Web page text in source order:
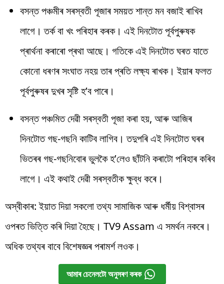
বসন্ত পঞ্চমীৰ সৰস্বতী পূজাৰ সময়ত শান্ত মন বজাই ৰাখিব
লাগে। তৰ্ক বা খং পৰিহাৰ কৰক। এই দিনটোত পূৰ্বপুৰুষক
প্ৰাৰ্থনা কৰাৰো প্ৰথা আছে। গতিকে এই দিনটোত ঘৰত যাতে
কোনো ধৰণৰ সংঘাত নহয় তাৰ প্ৰতি লক্ষ্য ৰাখক। ইয়াৰ ফলত
পূৰ্বপুৰুষৰ দুখৰ সৃষ্টি হ’ব পাৰে।
বসন্ত পঞ্চমিত দেৱী সৰস্বতী পূজা কৰা হয়, আৰু আজিৰ
দিনটোত গছ-গছনি কাটিব লাগিব। তদুপৰি এই দিনটোত ঘৰৰ
ভিতৰৰ গছ-গছনিবোৰ ভুলকৈ হ’লেও ছাঁটনি কৰাটো পৰিহাৰ কৰিব
লাগে। এই কথাই দেৱী সৰস্বতীক ক্ষুব্ধ কৰে।
অস্বীকাৰ: ইয়াত দিয়া সকলো তথ্য সামাজিক আৰু ধৰ্মীয় বিশ্বাসৰ
ওপৰত ভিত্তি কৰি দিয়া হৈছে। TV9 Assam এ সমৰ্থন নকৰে।
অধিক তথ্যৰ বাবে বিশেষজ্ঞৰ পৰামৰ্শ লওক।
আমাৰ চেনেলটো অনুসৰণ কৰক